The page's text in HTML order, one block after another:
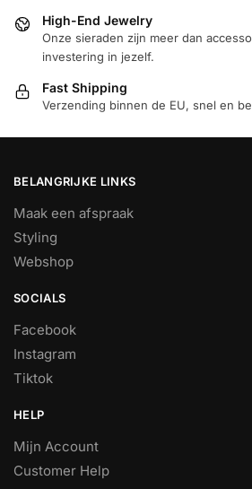
High-End Jewelry
Onze sieraden zijn meer dan
investering in jezelf.
Fast Shipping
Verzending binnen de EU, snel en
BELANGRIJKE LINKS
Maak een afspraak
Styling
Webshop
SOCIALS
Facebook
Instagram
Tiktok
HELP
Mijn Account
Customer Help